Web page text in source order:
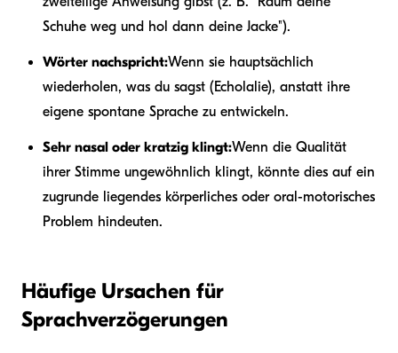
Schuhe weg und hol dann deine Jacke").
Wörter nachspricht:Wenn sie hauptsächlich
wiederholen, was du sagst (Echolalie), anstatt ihre
eigene spontane Sprache zu entwickeln.
Sehr nasal oder kratzig klingt:Wenn die Qualität
ihrer Stimme ungewöhnlich klingt, könnte dies auf ein
zugrunde liegendes körperliches oder oral-motorisches
Problem hindeuten.
Häufige Ursachen für
Sprachverzögerungen